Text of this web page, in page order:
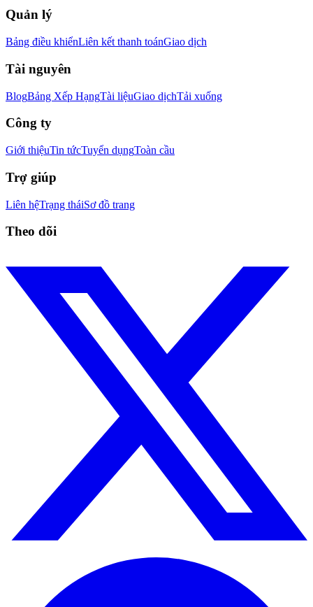
Quản lý
Bảng điều khiểnLiên kết thanh toánGiao dịch
Tài nguyên
BlogBảng Xếp HạngTài liệuGiao dịchTải xuống
Công ty
Giới thiệuTin tứcTuyển dụngToàn cầu
Trợ giúp
Liên hệTrạng tháiSơ đồ trang
Theo dõi